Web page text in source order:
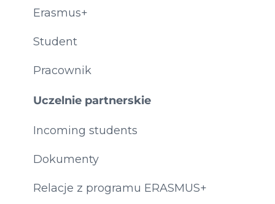
Erasmus+
Student
Pracownik
Uczelnie partnerskie
Incoming students
Dokumenty
Relacje z programu ERASMUS+